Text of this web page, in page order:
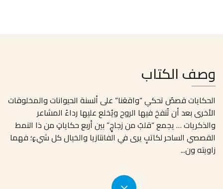
وصف الكتاب
الحكايات قصصٌ تحكي “واقعَنا” على ألسنة الحيوانات والمخلوقات
الأخرى بعد أن تُنفخ فيها الروح ويُخلع عليها رداءُ المشاعر
والذكريات … يجمع “قلبٌ من زجاجٍ” بين أربع حكاياتٍ من ذا النمط
القصصي الساحر لكاتبٍ يرى في الفانتازيا والخيال كل شيءٍ؛ فهما
زاويته ون...